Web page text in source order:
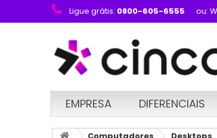
Ligue grátis: 0800-605-6555 ou:
EMPRESA DIFERENCIAIS
Computadores Desktops